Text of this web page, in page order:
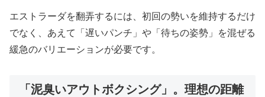
エストラーダを翻弄するには、初回の勢いを維持するだけ
でなく、あえて「遅いパンチ」や「待ちの姿勢」を混ぜる
緩急のバリエーションが必要です。
「泥臭いアウトボクシング」。理想の距離